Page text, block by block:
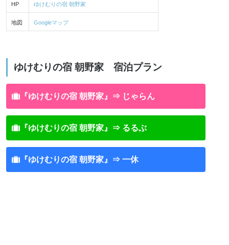
HP ゆけむりの宿 朝野家
地図 Googleマップ
ゆけむりの宿 朝野家 宿泊プラン
『ゆけむりの宿 朝野家』⇒ じゃらん
『ゆけむりの宿 朝野家』⇒ るるぶ
『ゆけむりの宿 朝野家』⇒ 一休